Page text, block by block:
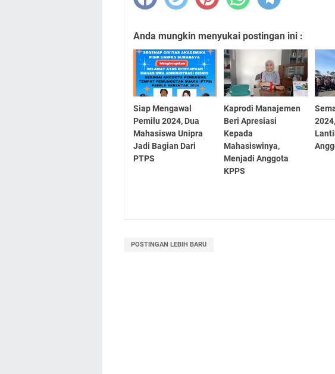
Anda mungkin menyukai postingan ini :
Siap Mengawal
Pemilu 2024, Dua
Mahasiswa Unipra
Jadi Bagian Dari
PTPS
Kaprodi Manajemen
Beri Apresiasi
Kepada
Mahasiswinya,
Menjadi Anggota
KPPS
POSTINGAN LEBIH BARU